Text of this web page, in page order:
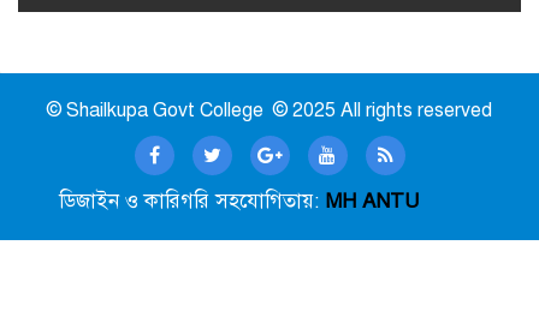
© Shailkupa Govt College © 2025 All rights reserved
ডিজাইন ও কারিগরি সহযোগিতায়: MH ANTU